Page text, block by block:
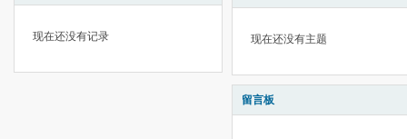
现在还没有记录 现在还没有主题
留言板